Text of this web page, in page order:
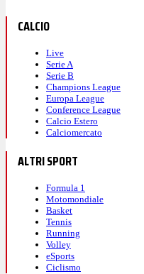
CALCIO
Live
Serie A
Serie B
Champions League
Europa League
Conference League
Calcio Estero
Calciomercato
ALTRI SPORT
Formula 1
Motomondiale
Basket
Tennis
Running
Volley
eSports
Ciclismo